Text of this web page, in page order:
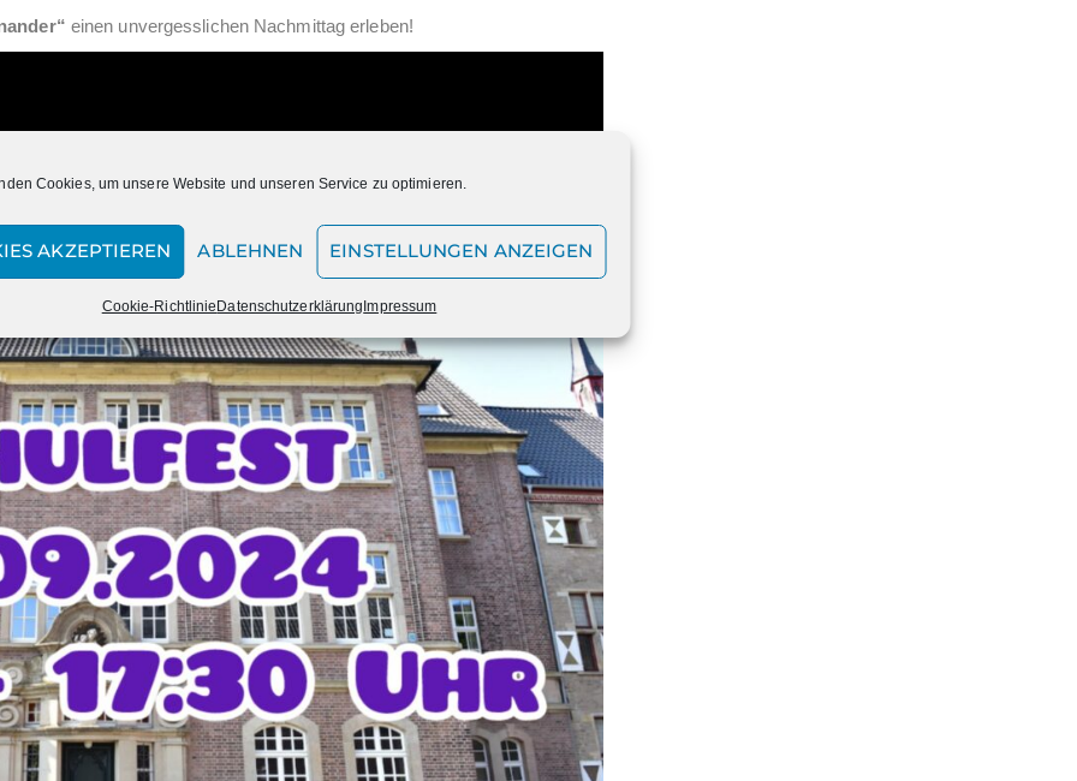
Cookies, um unsere Website und unseren Service zu optimieren.
AKZEPTIEREN ABLEHNEN EINSTELLUNGEN ANZEIGEN
Cookie-RichtlinieDatenschutzerklärungImpressum
einen unvergesslichen Nachmittag erleben!